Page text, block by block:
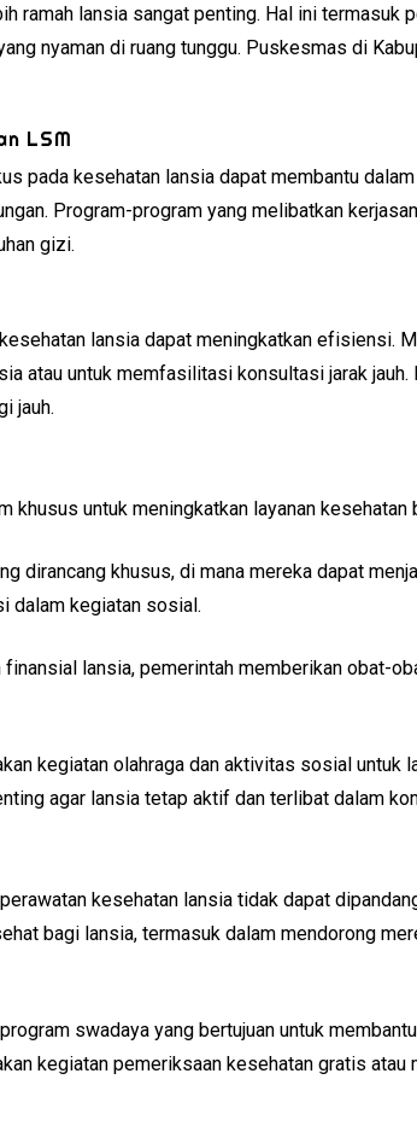
ramah lansia sangat penting. Hal ini termasuk
nyaman di ruang tunggu. Puskesmas di
LSM
pada kesehatan lansia dapat membantu
Program-program yang melibatkan
gizi.
lansia dapat meningkatkan efisiensi.
atau untuk memfasilitasi konsultasi jarak
jauh.
khusus untuk meningkatkan layanan kesehatan
dirancang khusus, di mana mereka dapat
dalam kegiatan sosial.
finansial lansia, pemerintah memberikan obat-
kegiatan olahraga dan aktivitas sosial untuk
agar lansia tetap aktif dan terlibat dalam
kesehatan lansia tidak dapat
bagi lansia, termasuk dalam mendorong
swadaya yang bertujuan untuk
kegiatan pemeriksaan kesehatan gratis atau